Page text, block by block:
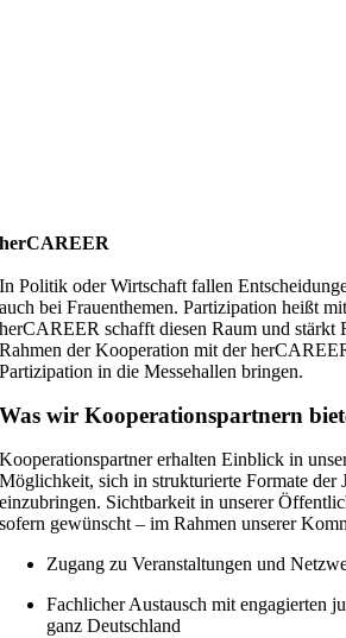
herCAREER
In Politik oder Wirtschaft fallen
auch bei Frauenthemen. Partizipation heißt
herCAREER schafft diesen Raum und stärkt
Rahmen der Kooperation mit der
Partizipation in die Messehallen bringen.
Was wir Kooperationspartnern
Kooperationspartner erhalten Einblick in
Möglichkeit, sich in strukturierte Formate der
einzubringen. Sichtbarkeit in unserer
sofern gewünscht – im Rahmen unserer
Zugang zu Veranstaltungen und
Fachlicher Austausch mit engagierten
ganz Deutschland